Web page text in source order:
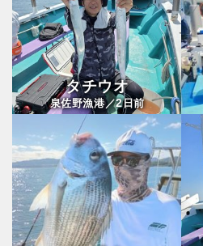
タチウオ
泉佐野漁港／2日前